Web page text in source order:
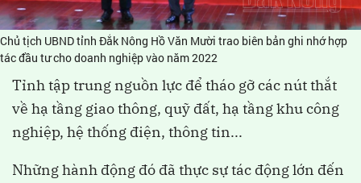
Chủ tịch UBND tỉnh Đắk Nông Hồ Văn Mười trao biên bản ghi nhớ hợp
tác đầu tư cho doanh nghiệp vào năm 2022
Tỉnh tập trung nguồn lực để tháo gỡ các nút thắt
về hạ tầng giao thông, quỹ đất, hạ tầng khu công
nghiệp, hệ thống điện, thông tin...
Những hành động đó đã thực sự tác động lớn đến